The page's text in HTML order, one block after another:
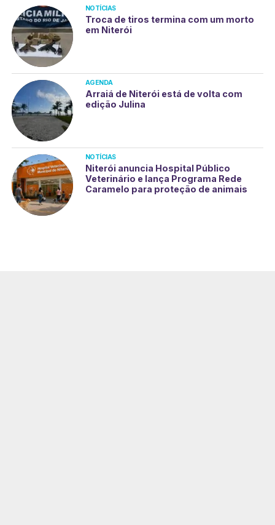
NOTÍCIAS
Troca de tiros termina com um morto
em Niterói
AGENDA
Arraiá de Niterói está de volta com
edição Julina
NOTÍCIAS
Niterói anuncia Hospital Público
Veterinário e lança Programa Rede
Caramelo para proteção de animais